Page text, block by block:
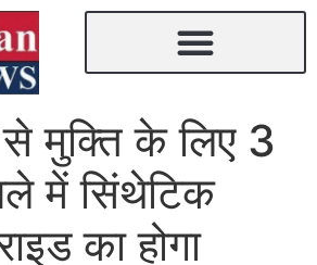
से मुक्ति के लिए 3
में सिंथेटिक
का होगा